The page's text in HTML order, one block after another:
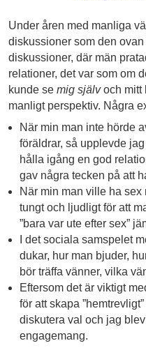
Under åren med manliga
diskussioner som den
diskussioner, där män
relationer, det var som om
kunde se mig självoch mitt
manligt perspektiv. Några
När min man inte hörde
föräldrar, så upplevde
hålla igång en god
gav några tecken på att
När min man ville ha
tungt och ljudligt för att
”bara var ute efter sex”
I det sociala samspelet
dukar, hur man bjuder,
bör träffa vänner, vilka
Eftersom det är viktigt
för att skapa
diskutera val och jag
engagemang.